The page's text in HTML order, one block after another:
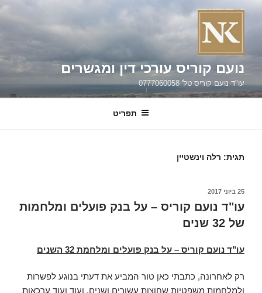
דילוג
נועם קוריס עורכי דין ומגשרים
עו"ד נועם קוריס טל' 0777060058
תפריט
תגית: רלה וינשטיין
פורסם
25 ביוני 2017
עו"ד נועם קוריס – על בנק פועלים ומלחמות
של 32 שנים
עו"ד נועם קוריס – על בנק פועלים ומלחמת 32 השנים
רק לאחרונה, כתבתי כאן טור המביע את דעתי בנוגע לפשרות
ולמלחמות משפטיות שחוצות עשורים ושנים, ועוד ועוד ערכאות